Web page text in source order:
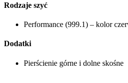
Rodzaje szyć
Performance (999.1) – kolor
Dodatki
Pierścienie górne i dolne skośne